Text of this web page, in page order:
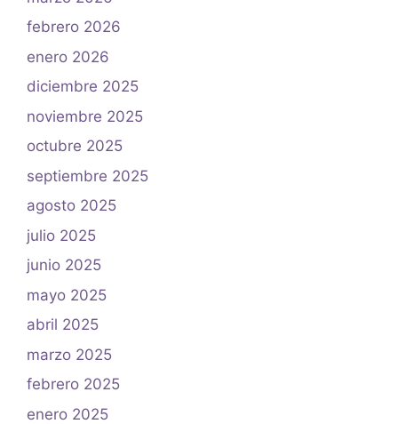
febrero 2026
enero 2026
diciembre 2025
noviembre 2025
octubre 2025
septiembre 2025
agosto 2025
julio 2025
junio 2025
mayo 2025
abril 2025
marzo 2025
febrero 2025
enero 2025